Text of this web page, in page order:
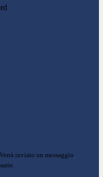
Verrà inviato un messaggio